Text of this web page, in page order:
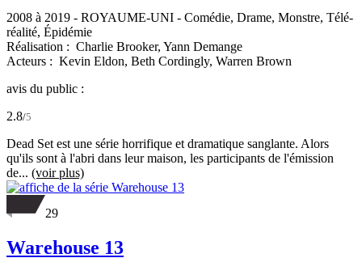
2008 à 2019 - ROYAUME-UNI - Comédie, Drame, Monstre, Télé-
réalité, Épidémie
Réalisation : Charlie Brooker, Yann Demange
Acteurs : Kevin Eldon, Beth Cordingly, Warren Brown
avis du public :
2.8/5
Dead Set est une série horrifique et dramatique sanglante. Alors
qu'ils sont à l'abri dans leur maison, les participants de l'émission
de... (voir plus)
29
Warehouse 13